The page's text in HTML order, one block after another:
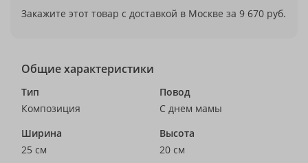
Закажите этот товар с доставкой в Москве за 9 670 руб.
Общие характеристики
Тип
Композиция
Повод
С днем мамы
Ширина
25 см
Высота
20 см